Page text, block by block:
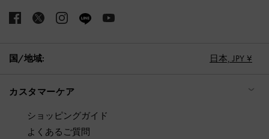
国/地域: 日本, JPY ¥
カスタマーケア
ショッピングガイド
よくあるご質問